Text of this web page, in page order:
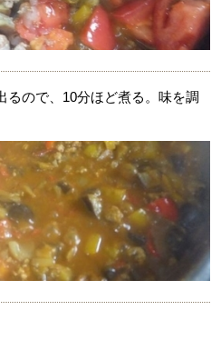
るので、10分ほど煮る。味を調